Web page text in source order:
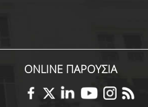
ONLINE ΠΑΡΟΥΣΙΑ